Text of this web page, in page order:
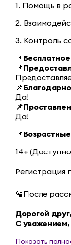
1. Помощь в
2.
3. Контроль
📌
📌
📌
Да!
Да!
📌
14+
Регистрация
🛂После
Дорогой
С
Показать